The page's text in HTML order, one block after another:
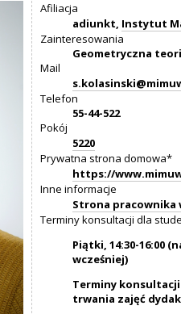
Afiliacja
adiunkt, Instytut
Zainteresowania
Geometryczna
Mail
Telefon
55-44-522
Pokój
5220
Prywatna strona domowa*
https://
Inne informacje
Strona pracownika
Terminy konsultacji dla
Piątki, 14:30-16:00
wcześniej)
Terminy
trwania zajęć